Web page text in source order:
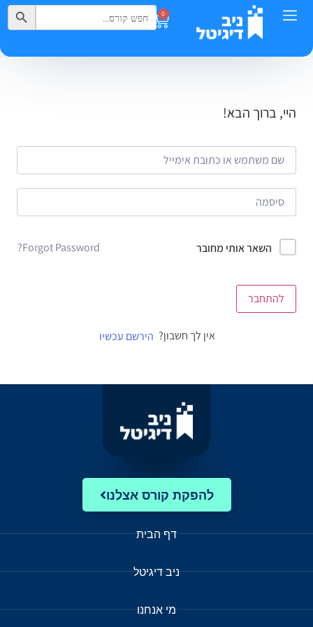
0
Search
for:
Search Button
היי, ברוך הבא!
השאר אותי מחובר Forgot Password?
להתחבר
אין לך חשבון? הירשם עכשיו
להפקת קורס אצלנו
דף הבית
ניב דיגיטל
מי אנחנו